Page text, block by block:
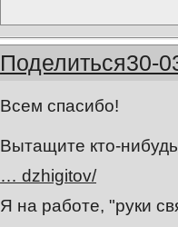
Поделиться30-
Всем спасибо!
Вытащите кто-
… dzhigitov/
Я на работе, "руки